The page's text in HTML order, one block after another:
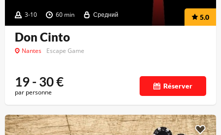
3-10 60 min Средний 5.0
Don Cinto
Nantes Escape Game
19 - 30€
par personne
Réserver